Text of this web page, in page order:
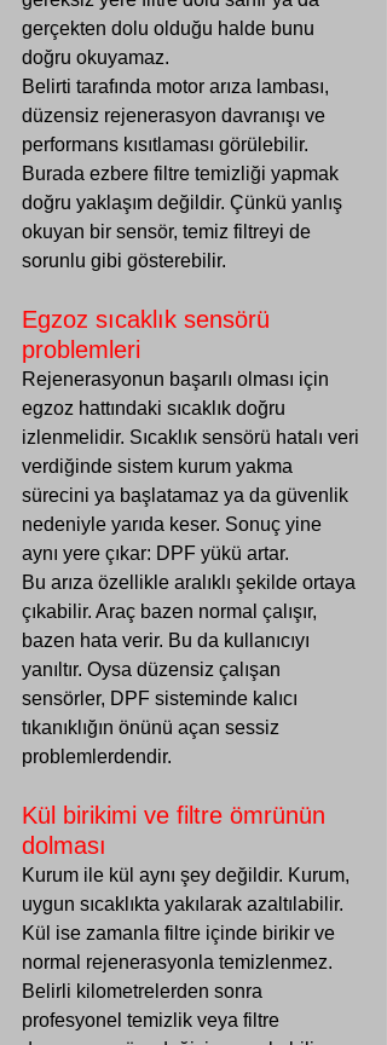
gerçekten dolu olduğu halde bunu
doğru okuyamaz.
Belirti tarafında motor arıza lambası,
düzensiz rejenerasyon davranışı ve
performans kısıtlaması görülebilir.
Burada ezbere filtre temizliği yapmak
doğru yaklaşım değildir. Çünkü yanlış
okuyan bir sensör, temiz filtreyi de
sorunlu gibi gösterebilir.
Egzoz sıcaklık sensörü
problemleri
Rejenerasyonun başarılı olması için
egzoz hattındaki sıcaklık doğru
izlenmelidir. Sıcaklık sensörü hatalı veri
verdiğinde sistem kurum yakma
sürecini ya başlatamaz ya da güvenlik
nedeniyle yarıda keser. Sonuç yine
aynı yere çıkar: DPF yükü artar.
Bu arıza özellikle aralıklı şekilde ortaya
çıkabilir. Araç bazen normal çalışır,
bazen hata verir. Bu da kullanıcıyı
yanıltır. Oysa düzensiz çalışan
sensörler, DPF sisteminde kalıcı
tıkanıklığın önünü açan sessiz
problemlerdendir.
Kül birikimi ve filtre ömrünün
dolması
Kurum ile kül aynı şey değildir. Kurum,
uygun sıcaklıkta yakılarak azaltılabilir.
Kül ise zamanla filtre içinde birikir ve
normal rejenerasyonla temizlenmez.
Belirli kilometrelerden sonra
profesyonel temizlik veya filtre